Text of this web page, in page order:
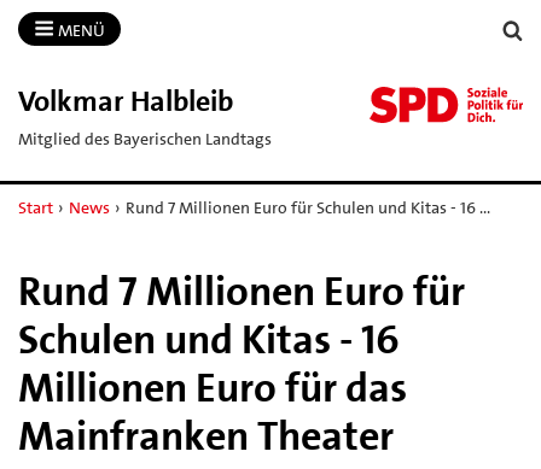
MENÜ
Volkmar Halbleib
Mitglied des Bayerischen Landtags
Start › News › Rund 7 Millionen Euro für Schulen und Kitas - 16 …
Rund 7 Millionen Euro für
Schulen und Kitas - 16
Millionen Euro für das
Mainfranken Theater